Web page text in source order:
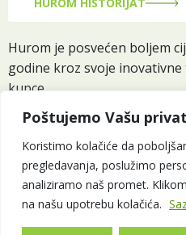
Poštujemo Vašu
Koristimo kolačiće da
pregledavanja, poslužimo
analiziramo naš promet.
na našu upotrebu kolačića.
Hurom je posvećen boljem
godine kroz svoje
kupce.
Pročitaj više
Od 1974 © 2025